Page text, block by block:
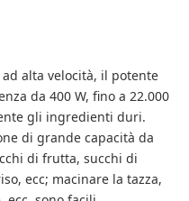
ad alta velocità, il potente
da 400 W, fino a 22.000
gli ingredienti duri.
di grande capacità da
di frutta, succhi di
ecc; macinare la tazza,